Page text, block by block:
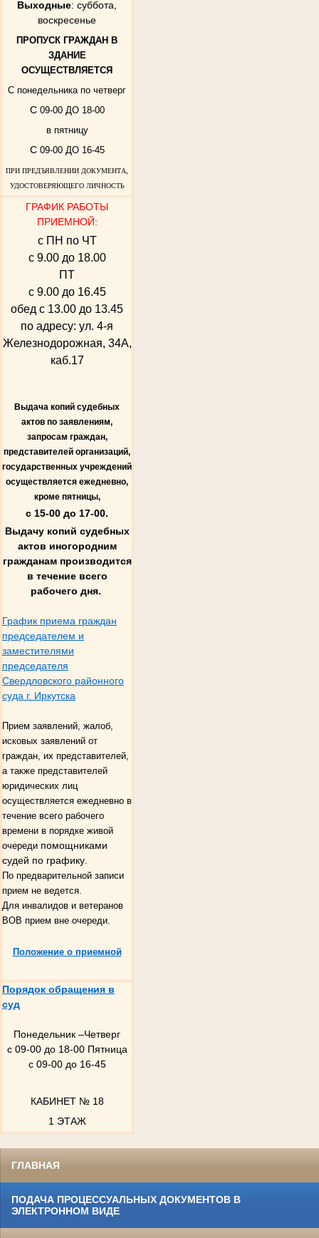
Выходные: суббота,
воскресенье
ПРОПУСК ГРАЖДАН В
ЗДАНИЕ
ОСУЩЕСТВЛЯЕТСЯ
С понедельника по четверг
С09-00 ДО 18-00
в пятницу
С09-00 ДО 16-45
ПРИ ПРЕДЪЯВЛЕНИИ ДОКУМЕНТА,
УДОСТОВЕРЯЮЩЕГО ЛИЧНОСТЬ
ГРАФИК РАБОТЫ
ПРИЕМНОЙ:
с ПН по ЧТ
с 9.00 до 18.00
ПТ
с 9.00 до 16.45
обед с 13.00 до 13.45
по адресу: ул. 4-я
Железнодорожная, 34А,
каб.17
Выдача копий судебных
актов по заявлениям,
запросам граждан,
представителей организаций,
государственных учреждений
осуществляется ежедневно,
кроме пятницы,
с 15-00 до 17-00.
Выдачу копий судебных
актов иногородним
гражданам производится
в течение всего
рабочего дня.
График приема граждан
председателем и
заместителями
председателя
Свердловского районного
суда г. Иркутска
Прием заявлений, жалоб,
исковых заявлений от
граждан, их представителей,
а также представителей
юридических лиц
осуществляется ежедневно в
течение всего рабочего
времени в порядке живой
очереди помощниками
судей по графику
По предварительной записи
прием не ведется.
Для инвалидов и ветеранов
ВОВ прием вне очереди.
Положение о приемной
Порядок обращения в
суд
Понедельник –Четверг
с 09-00 до 18-00 Пятница
с 09-00 до 16-45
КАБИНЕТ № 18
1 ЭТАЖ
ГЛАВНАЯ
ПОДАЧА ПРОЦЕССУАЛЬНЫХ ДОКУМЕНТОВ В
ЭЛЕКТРОННОМ ВИДЕ